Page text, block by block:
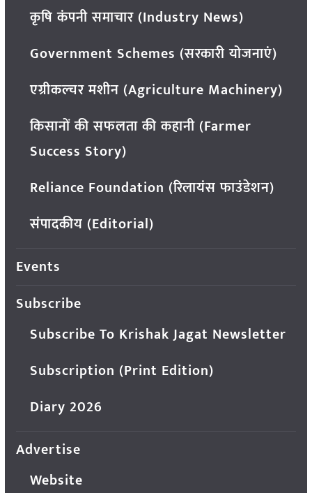
कृषि कंपनी समाचार (Industry News)
Government Schemes (सरकारी योजनाएं)
एग्रीकल्चर मशीन (Agriculture Machinery)
किसानों की सफलता की कहानी (Farmer
Success Story)
Reliance Foundation (रिलायंस फाउंडेशन)
संपादकीय (Editorial)
Events
Subscribe
Subscribe To Krishak Jagat Newsletter
Subscription (Print Edition)
Diary 2026
Advertise
Website